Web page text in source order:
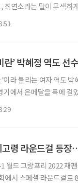
최연소라는 말이 무색하
란’ 박혜정 역도 선
이라 불리는 여자 역도
에서 은메달을 목에 걸
령 라운드걸 등
월드 그랑프리 2022 재
에서 스페셜 라운드걸